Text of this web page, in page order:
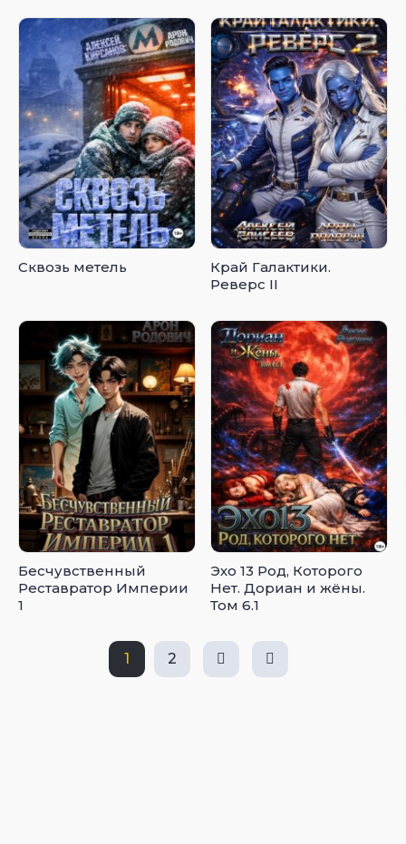
Сквозь метель
Край Галактики.
Реверс II
Бесчувственный
Реставратор Империи
1
Эхо 13 Род, Которого
Нет. Дориан и жёны.
Том 6.1
1 2